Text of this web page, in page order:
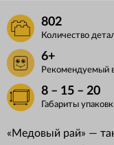
802
Количество
6+
Рекомендуемый
8 – 15 – 20
Габариты
«Медовый рай» —